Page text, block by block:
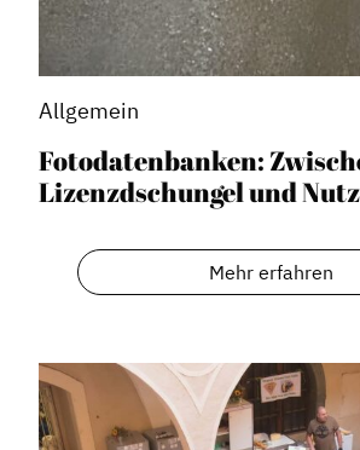
Allgemein
Fotodatenbanken:
Lizenzdschungel und
Mehr erfahren